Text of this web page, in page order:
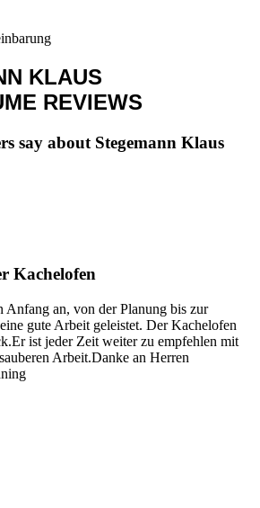
KLAUS
REVIEWS
say about Stegemann Klaus
Kachelofen
Anfang an, von der Planung bis zur
gute Arbeit geleistet. Der Kachelofen
ist jeder Zeit weiter zu empfehlen mit
Arbeit.Danke an Herren